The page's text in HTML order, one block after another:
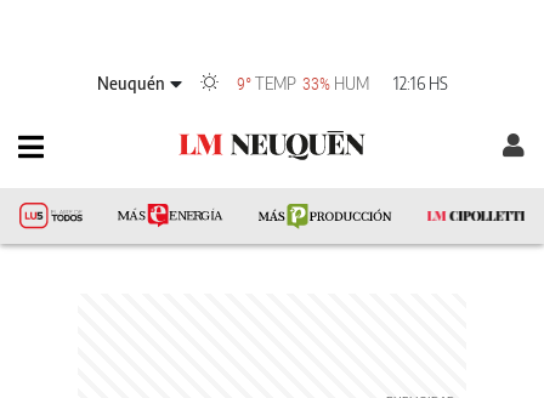
Neuquén 9° TEMP 33% HUM 12:16 HS